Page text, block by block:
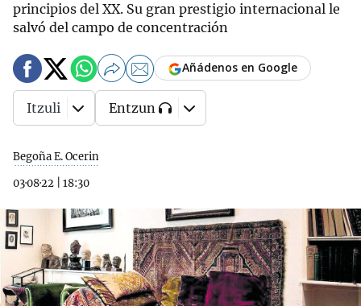
principios del XX. Su gran prestigio internacional le
salvó del campo de concentración
Begoña E. Ocerin
03·08·22
18:30
Añádenos en Google
Itzuli Entzun